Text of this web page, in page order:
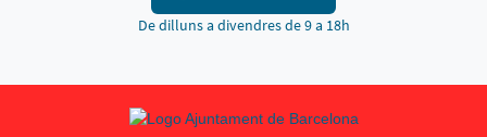
De dilluns a divendres de 9 a 18h